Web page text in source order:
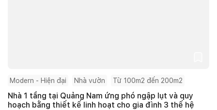
Modern - Hiện đại Nhà vườn Từ 100m2 đến 200m2
Nhà 1 tầng tại Quảng Nam ứng phó ngập lụt và quy
hoạch bằng thiết kế linh hoạt cho gia đình 3 thế hệ